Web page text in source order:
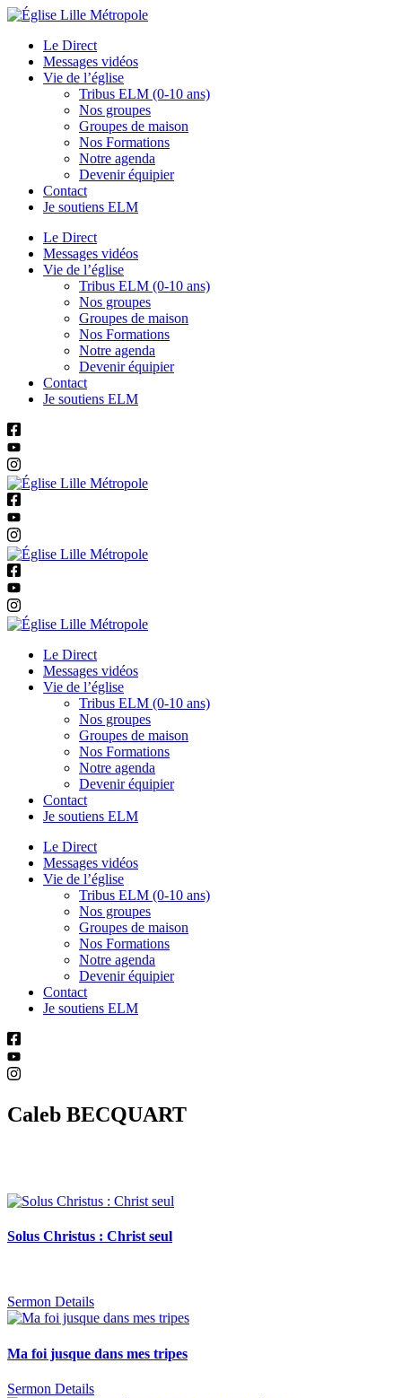
Le Direct
Messages vidéos
Vie de l’église
Tribus ELM (0-10 ans)
Nos groupes
Groupes de maison
Nos Formations
Notre agenda
Devenir équipier
Contact
Je soutiens ELM
Le Direct
Messages vidéos
Vie de l’église
Tribus ELM (0-10 ans)
Nos groupes
Groupes de maison
Nos Formations
Notre agenda
Devenir équipier
Contact
Je soutiens ELM
Le Direct
Messages vidéos
Vie de l’église
Tribus ELM (0-10 ans)
Nos groupes
Groupes de maison
Nos Formations
Notre agenda
Devenir équipier
Contact
Je soutiens ELM
Le Direct
Messages vidéos
Vie de l’église
Tribus ELM (0-10 ans)
Nos groupes
Groupes de maison
Nos Formations
Notre agenda
Devenir équipier
Contact
Je soutiens ELM
Caleb BECQUART
Solus Christus : Christ seul
Sermon Details
Ma foi jusque dans mes tripes
Sermon Details